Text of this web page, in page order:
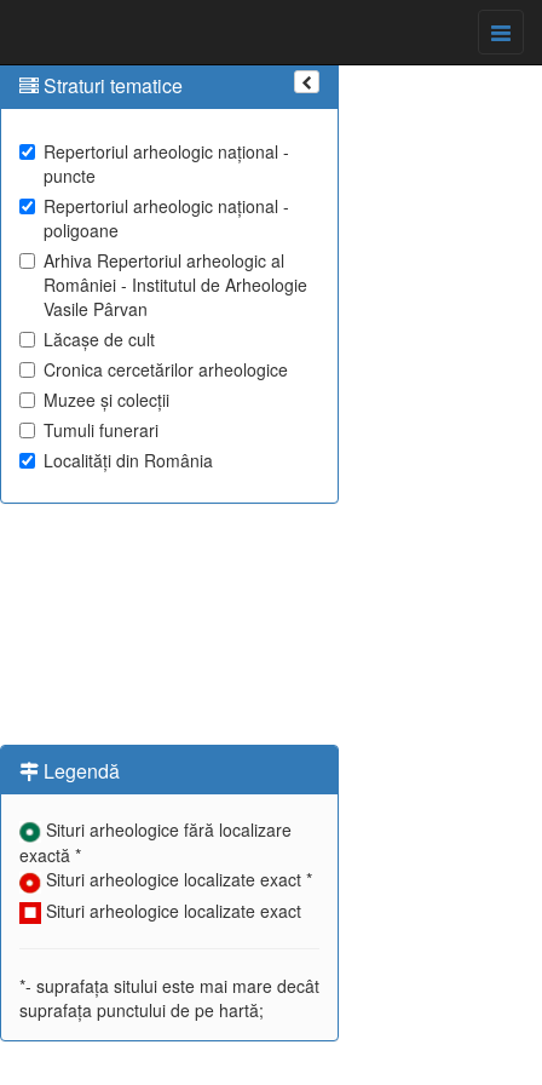
Straturi tematice
Repertoriul arheologic național -
puncte
Repertoriul arheologic național -
poligoane
Arhiva Repertoriul arheologic al
României - Institutul de Arheologie
Vasile Pârvan
Lăcașe de cult
Cronica cercetărilor arheologice
Muzee și colecții
Tumuli funerari
Localități din România
Legendă
Situri arheologice fără localizare
exactă *
Situri arheologice localizate exact *
Situri arheologice localizate exact
*- suprafața sitului este mai mare decât
suprafața punctului de pe hartă;